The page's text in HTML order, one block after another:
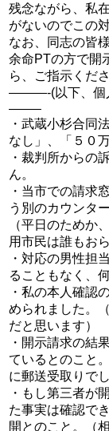
残念ながら、私
がないのでこの
なお、同志の皆
余命PTの方で開
ら、ご指示くだ
———-(以下、個
——–
・武蔵小杉合同
なし」、「５０
・裁判所からの
ん。
・当市での請求
う別のカウンタ
（平日のためか
用市民は誰もお
・対応の男性担
ることもなく、
・私の本人確認
められました。
だと思います）
・開示請求の結
ているとのこと
に郵送受取りでし
・もし第三者が
た事実は確認で
開とのこと。（